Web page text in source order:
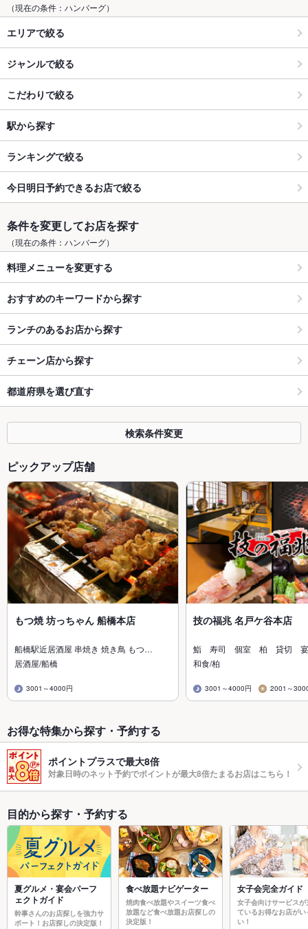
（現在の条件：ハンバーグ）
エリアで絞る
ジャンルで絞る
こだわりで絞る
駅から探す
ランキングで絞る
今日明日予約できるお店で絞る
条件を変更してお店を探す
（現在の条件：ハンバーグ）
料理メニューを変更する
おすすめのキーワードから探す
ランチのあるお店から探す
チェーン店から探す
都道府県を選び直す
検索条件変更
ピックアップ店舗
もつ焼 坊っちゃん 船橋本店
船橋駅近居酒屋 串焼き 焼き鳥 もつ…
居酒屋/船橋
3001～4000円
技の福兆 名戸ケ谷本店
鮨 寿司 個室 柏 貸切
和食/柏
3001～4000円 2001～
お得な特集から探す・予約する
ポイントプラスで最大8倍
対象日時のネット予約でポイントが最大8倍たまるお店はこちら！
目的から探す・予約する
夏グルメ・宴会パーフ
ェクトガイド
幹事さんのお店探しを強力サ
ポート！お店探しの決定版！
食べ放題ナビゲーター
焼肉食べ放題やスイーツ食べ
放題など食べ放題お店探しの
決定版！
女子会完全ガイド
女子会向けサービスが
ているお得なお店がい
い！